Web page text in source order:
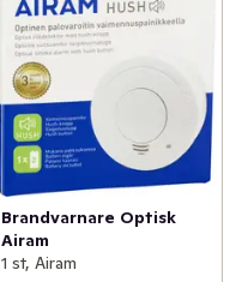
Brandvarnare Optisk
Airam
1 st, Airam